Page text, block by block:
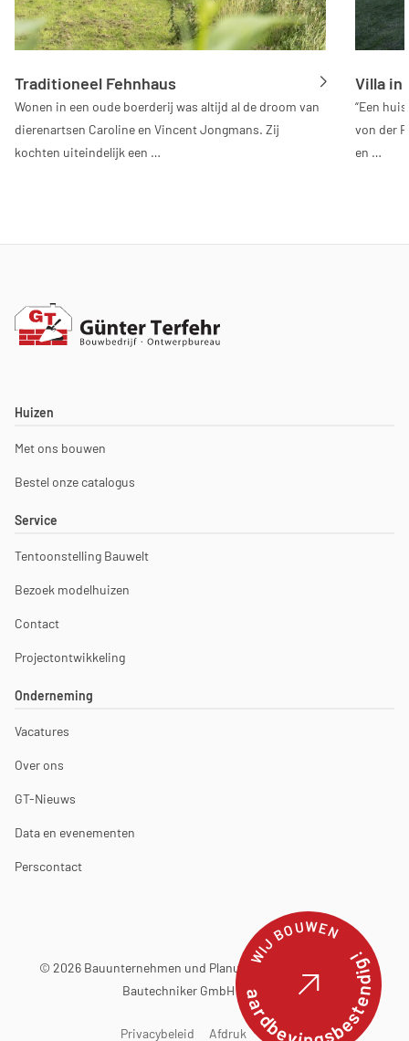
Traditioneel Fehnhaus
Wonen in een oude boerderij was altijd al de droom van
dierenartsen Caroline en Vincent Jongmans. Zij
kochten uiteindelijk een …
Villa in
“Een
von der
en …
Huizen
Met ons bouwen
Bestel onze catalogus
Service
Tentoonstelling Bauwelt
Bezoek modelhuizen
Contact
Projectontwikkeling
Onderneming
Vacatures
Over ons
GT-Nieuws
Data en evenementen
Perscontact
Privacybeleid Afdruk
© 2026 Bauunternehmen und Planungsbüro Günter Terfehr
Bautechniker GmbH & Co. KG
WIJ BOUWEN
aardbevingsbestendig!